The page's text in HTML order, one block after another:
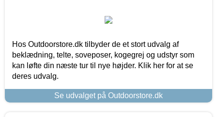
Hos Outdoorstore.dk tilbyder de et stort udvalg af
beklædning, telte, soveposer, kogegrej og udstyr som
kan løfte din næste tur til nye højder. Klik her for at se
deres udvalg.
Se udvalget på Outdoorstore.dk